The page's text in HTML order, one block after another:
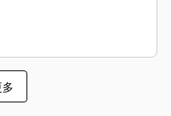
快速清除切削室中的物
动，提高机器的整体效率
消耗，从而减少部件磨损